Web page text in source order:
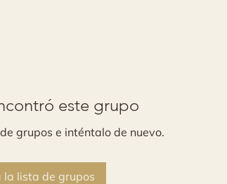
este grupo
grupos e inténtalo de nuevo.
la lista de grupos